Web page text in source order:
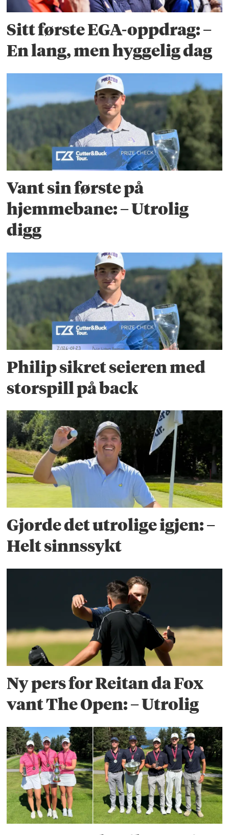
Sitt første EGA-oppdrag: –
En lang, men hyggelig dag
Vant sin første på
hjemmebane: – Utrolig
digg
Philip sikret seieren med
storspill på back
Gjorde det utrolige igjen: –
Helt sinnssykt
Ny pers for Reitan da Fox
vant The Open: – Utrolig